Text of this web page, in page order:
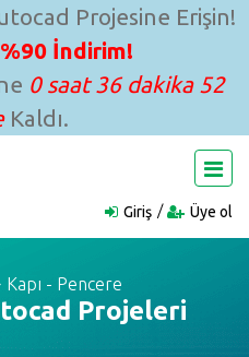
Projesine Erişin!
%90 İndirim!
0 saat 36 dakika 51
Kaldı.
Giriş Üye ol
Kapı - Pencere
Projeleri